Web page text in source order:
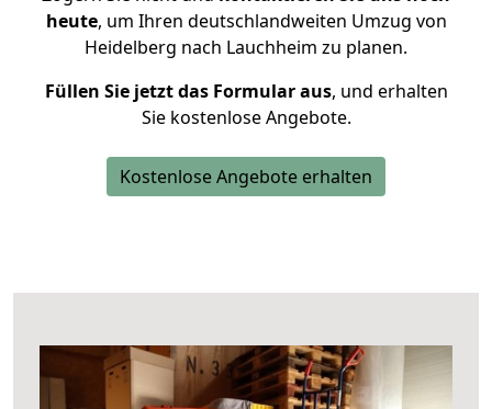
heute, um Ihren deutschlandweiten Umzug von
Heidelberg nach Lauchheim zu planen.
Füllen Sie jetzt das Formular aus, und erhalten
Sie kostenlose Angebote.
Kostenlose Angebote erhalten